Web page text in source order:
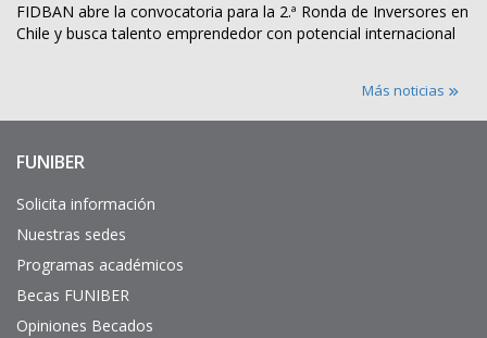
Universidad Internacional
FIDBAN abre la convocatoria para la 2.ª Ronda de Inversores en
Chile y busca talento emprendedor con potencial internacional
Más noticias
Enlaces
interés
FUNIBER
Solicita información
Nuestras sedes
Programas académicos
Becas FUNIBER
Opiniones Becados